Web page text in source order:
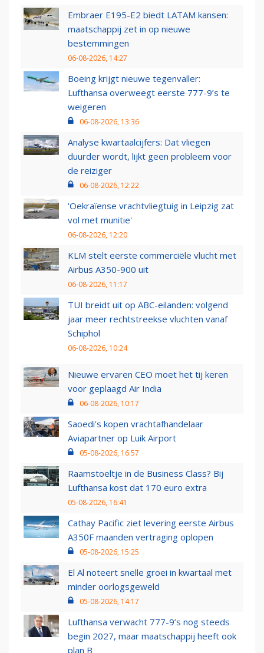
Embraer E195-E2 biedt LATAM kansen:
maatschappij zet in op nieuwe
bestemmingen
06-08-2026, 14:27
Boeing krijgt nieuwe tegenvaller:
Lufthansa overweegt eerste 777-9’s te
weigeren
06-08-2026, 13:36
Analyse kwartaalcijfers: Dat vliegen
duurder wordt, lijkt geen probleem voor
de reiziger
06-08-2026, 12:22
'Oekraïense vrachtvliegtuig in Leipzig zat
vol met munitie'
06-08-2026, 12:20
KLM stelt eerste commerciële vlucht met
Airbus A350-900 uit
06-08-2026, 11:17
TUI breidt uit op ABC-eilanden: volgend
jaar meer rechtstreekse vluchten vanaf
Schiphol
06-08-2026, 10:24
Nieuwe ervaren CEO moet het tij keren
voor geplaagd Air India
06-08-2026, 10:17
Saoedi’s kopen vrachtafhandelaar
Aviapartner op Luik Airport
05-08-2026, 16:57
Raamstoeltje in de Business Class? Bij
Lufthansa kost dat 170 euro extra
05-08-2026, 16:41
Cathay Pacific ziet levering eerste Airbus
A350F maanden vertraging oplopen
05-08-2026, 15:25
El Al noteert snelle groei in kwartaal met
minder oorlogsgeweld
05-08-2026, 14:17
Lufthansa verwacht 777-9’s nog steeds
begin 2027, maar maatschappij heeft ook
plan B